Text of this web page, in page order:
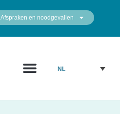
Afspraken en noodgevallen
NL